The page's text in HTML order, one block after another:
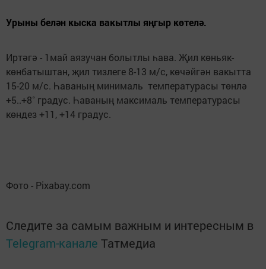
Урыны белән кыска вакытлы яңгыр көтелә.
Иртәгә - 1май аязучан болытлы һава. Җил көньяк-
көнбатыштан, җил тизлеге 8-13 м/с, көчәйгән вакытта
15-20 м/с. Һаваның минималь температурасы төнлә
+5..+8˚ градус. Һаваның максималь температурасы
көндез +11, +14 градус.
Фото - Pixabay.com
Следите за самым важным и интересным в
Telegram-канале Татмедиа